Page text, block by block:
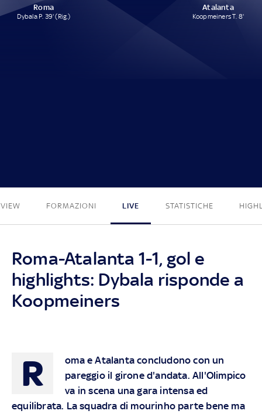
Roma
Dybala P. 39' (Rig.)
Atalanta
Koopmeiners T. 8'
FORMAZIONI LIVE STATISTICHE
Roma-Atalanta 1-1, gol e
highlights: Dybala risponde a
Koopmeiners
R
oma e Atalanta concludono con un
pareggio il girone d'andata. All'Olimpico
va in scena una gara intensa ed
equilibrata. La squadra di mourinho parte bene ma